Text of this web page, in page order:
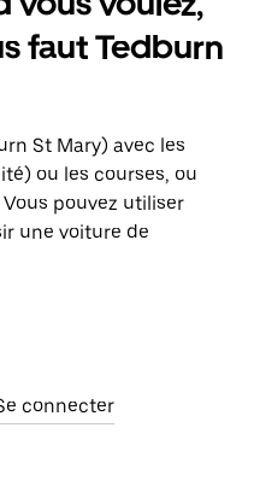
faut Tedburn
St Mary) avec les
ou les courses, ou
pouvez utiliser
une voiture de
connecter